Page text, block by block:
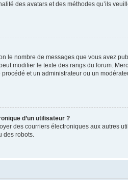
des avatars et des méthodes qu’ils
le nombre de messages que vous avez
modifier le texte des rangs du forum.
et un administrateur ou un
d’un utilisateur ?
des courriers électroniques aux autres
des robots.